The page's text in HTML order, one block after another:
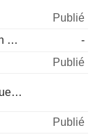
Publié
Discours de Bowman de la Fed
-
Publié
Taux d'Inflation (Annuel)
Publié